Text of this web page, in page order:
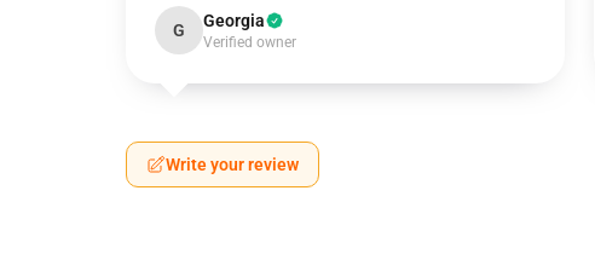
G Georgia
Verified owner
Write your review